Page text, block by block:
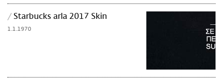
Starbucks arla 2017 Skin
1.1.1970